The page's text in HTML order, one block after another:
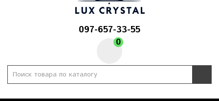
097-657-33-55
0